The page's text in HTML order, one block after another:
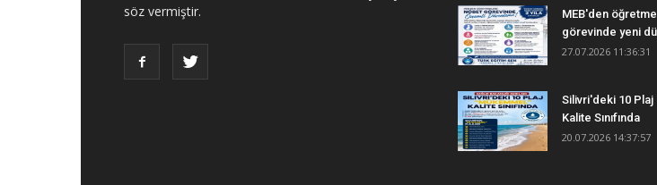
söz vermiştir.
MEB'den
görevinde yeni
27.07.2026 11:36:31
Silivri'deki 10
Kalite Sınıfında
20.07.2026 14:37:57